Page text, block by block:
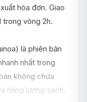
hóa đơn. Giao
vòng 2h.
là phiên bản
nhất trong
không chứa
năng lượng sạch,